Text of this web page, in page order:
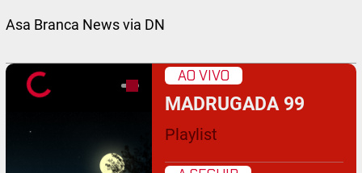
Asa Branca News via DN
AO VIVO
MADRUGADA 99
Playlist